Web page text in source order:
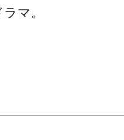
マ。